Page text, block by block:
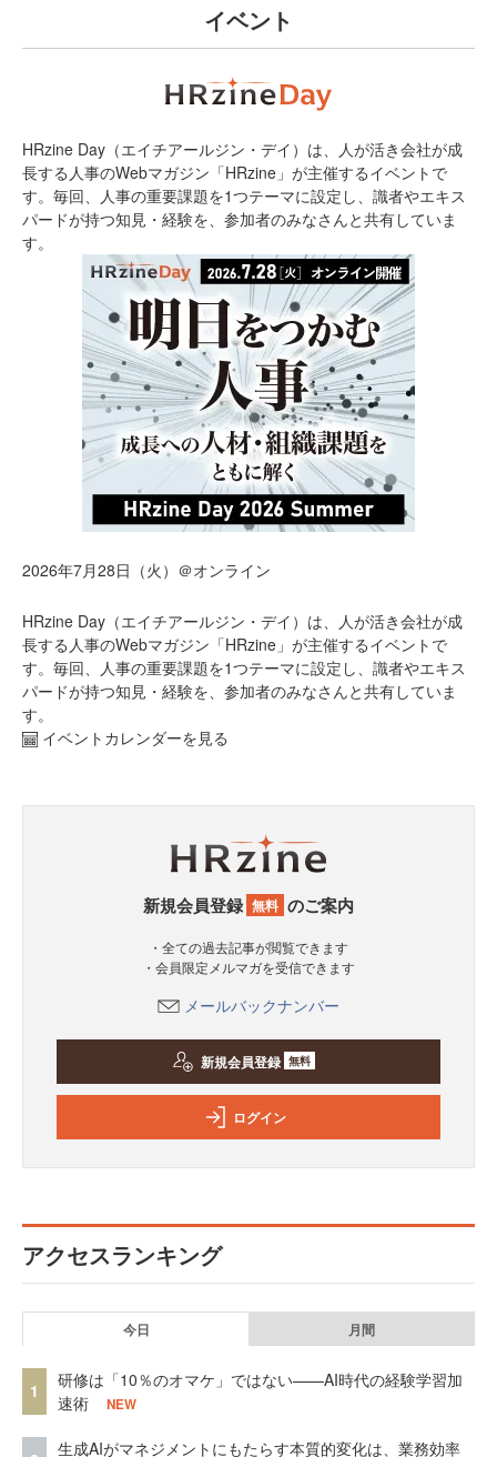
イベント
HRzine Day（エイチアールジン・デイ）は、人が活き会社が成
長する人事のWebマガジン「HRzine」が主催するイベントで
す。毎回、人事の重要課題を1つテーマに設定し、識者やエキス
パードが持つ知見・経験を、参加者のみなさんと共有していま
す。
2026年7月28日（火）＠オンライン
HRzine Day（エイチアールジン・デイ）は、人が活き会社が成
長する人事のWebマガジン「HRzine」が主催するイベントで
す。毎回、人事の重要課題を1つテーマに設定し、識者やエキス
パードが持つ知見・経験を、参加者のみなさんと共有していま
す。
イベントカレンダーを見る
新規会員登録 無料 のご案内
・全ての過去記事が閲覧できます
・会員限定メルマガを受信できます
メールバックナンバー
新規会員登録 無料
ログイン
アクセスランキング
今日 月間
1
研修は「10％のオマケ」ではない——AI時代の経験学習加
速術
NEW
生成AIがマネジメントにもたらす本質的変化は、業務効率